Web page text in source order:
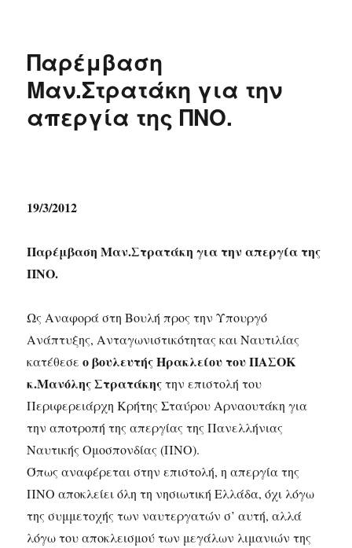
Παρέμβαση
Μαν.Στρατάκη για την
απεργία της ΠΝΟ.
19/3/2012
Παρέμβαση Μαν.Στρατάκη για την απεργία της
ΠΝΟ.
Ως Αναφορά στη Βουλή προς την Υπουργό
Ανάπτυξης, Ανταγωνιστικότητας και Ναυτιλίας
κατέθεσεο βουλευτής Ηρακλείου του ΠΑΣΟΚ
κ.Μανόλης Στρατάκηςτην επιστολή του
Περιφερειάρχη Κρήτης Σταύρου Αρναουτάκη για
την αποτροπή της απεργίας της Πανελλήνιας
Ναυτικής Ομοσπονδίας (ΠΝΟ).
Όπως αναφέρεται στην επιστολή, η απεργία της
ΠΝΟ αποκλείει όλη τη νησιωτική Ελλάδα, όχι λόγω
της συμμετοχής των ναυτεργατών σ’ αυτή, αλλά
λόγω του αποκλεισμού των μεγάλων λιμανιών της